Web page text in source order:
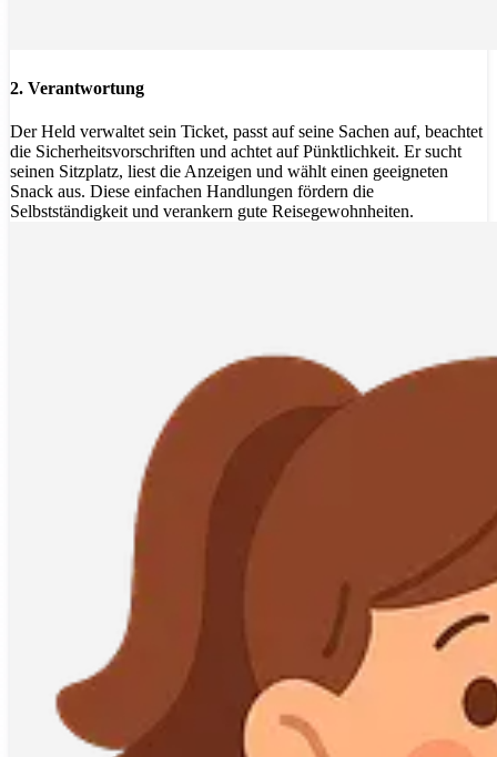
2. Verantwortung
Der Held verwaltet sein Ticket, passt auf seine Sachen auf, beachtet
die Sicherheitsvorschriften und achtet auf Pünktlichkeit. Er sucht
seinen Sitzplatz, liest die Anzeigen und wählt einen geeigneten
Snack aus. Diese einfachen Handlungen fördern die
Selbstständigkeit und verankern gute Reisegewohnheiten.